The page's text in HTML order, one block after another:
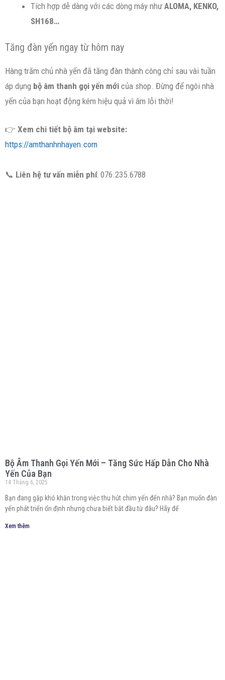
Tích hợp dễ dàng với các dòng máy nhưALOMA, KENKO,
SH168…
Tăng đàn yến ngay từ hôm nay
Hàng trăm chủ nhà yến đã tăng đàn thành công chỉ sau vài tuần
áp dụng bộ âm thanh gọi yến mới của shop. Đừng để ngôi nhà
yến của bạn hoạt động kém hiệu quả vì âm lỗi thời!
👉 Xem chi tiết bộ âm tại website:
https://amthanhnhayen.com
📞 Liên hệ tư vấn miễn phí: 076.235.6788
Bộ Âm Thanh Gọi Yến Mới – Tăng Sức Hấp Dẫn Cho Nhà
Yến Của Bạn
14 Tháng 6, 2025
Bạn đang gặp khó khăn trong việc thu hút chim yến đến nhà? Bạn muốn đàn
yến phát triển ổn định nhưng chưa biết bắt đầu từ đâu? Hãy để
Xem thêm